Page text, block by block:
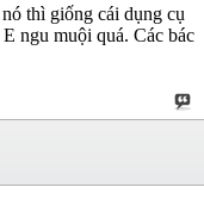
thì giống cái dụng cụ
ngu muội quá. Các bác